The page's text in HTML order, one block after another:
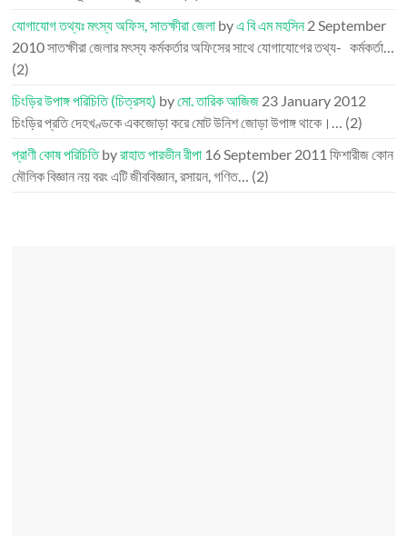
যোগাযোগ তথ্যঃ মৎস্য অফিস, সাতক্ষীরা জেলা byএ বি এম মহসিন2 September
2010সাতক্ষীরা জেলার মৎস্য কর্মকর্তার অফিসের সাথে যোগাযোগের তথ্য- কর্মকর্তা…
(2)
চিংড়ির উপাঙ্গ পরিচিতি (চিত্রসহ) byমো. তারিক আজিজ 23 January 2012
চিংড়ির প্রতি দেহখণ্ডকে একজোড়া করে মোট উনিশ জোড়া উপাঙ্গ থাকে।… (2)
প্রাণী কোষ পরিচিতিbyরাহাত পারভীন রীপা 16 September 2011 ফিশারীজ কোন
মৌলিক বিজ্ঞান নয় বরং এটি জীববিজ্ঞান, রসায়ন, গণিত… (2)